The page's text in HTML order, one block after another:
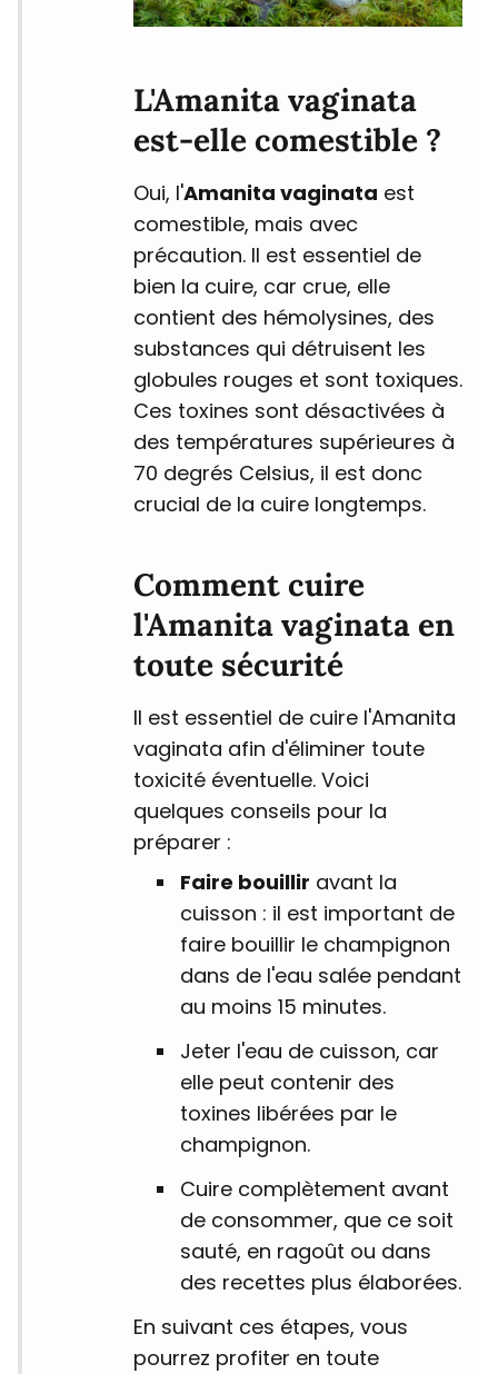
L'Amanita vaginata
est-elle comestible ?
Oui, l'Amanita vaginata est
comestible, mais avec
précaution. Il est essentiel de
bien la cuire, car crue, elle
contient des hémolysines, des
substances qui détruisent les
globules rouges et sont toxiques.
Ces toxines sont désactivées à
des températures supérieures à
70 degrés Celsius, il est donc
crucial de la cuire longtemps.
Comment cuire
l'Amanita vaginata en
toute sécurité
Il est essentiel de cuire l'Amanita
vaginata afin d'éliminer toute
toxicité éventuelle. Voici
quelques conseils pour la
préparer :
Faire bouillir avant la
cuisson : il est important de
faire bouillir le champignon
dans de l'eau salée pendant
au moins 15 minutes.
Jeter l'eau de cuisson, car
elle peut contenir des
toxines libérées par le
champignon.
Cuire complètement avant
de consommer, que ce soit
sauté, en ragoût ou dans
des recettes plus élaborées.
En suivant ces étapes, vous
pourrez profiter en toute